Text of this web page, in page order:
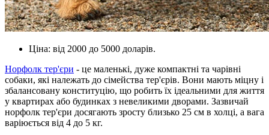
Ціна: від 2000 до 5000 доларів.
Норфолк тер'єри - це маленькі, дуже компактні та чарівні
собаки, які належать до сімейства тер'єрів. Вони мають міцну і
збалансовану конституцію, що робить їх ідеальними для життя
у квартирах або будинках з невеликими дворами. Зазвичай
норфолк тер'єри досягають зросту близько 25 см в холці, а вага
варіюється від 4 до 5 кг.